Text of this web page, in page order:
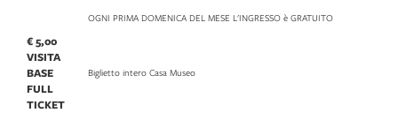
OGNI PRIMA DOMENICA DEL MESE L'INGRESSO è GRATUITO
€ 5,00
VISITA
BASE
FULL
TICKET
Biglietto intero Casa Museo